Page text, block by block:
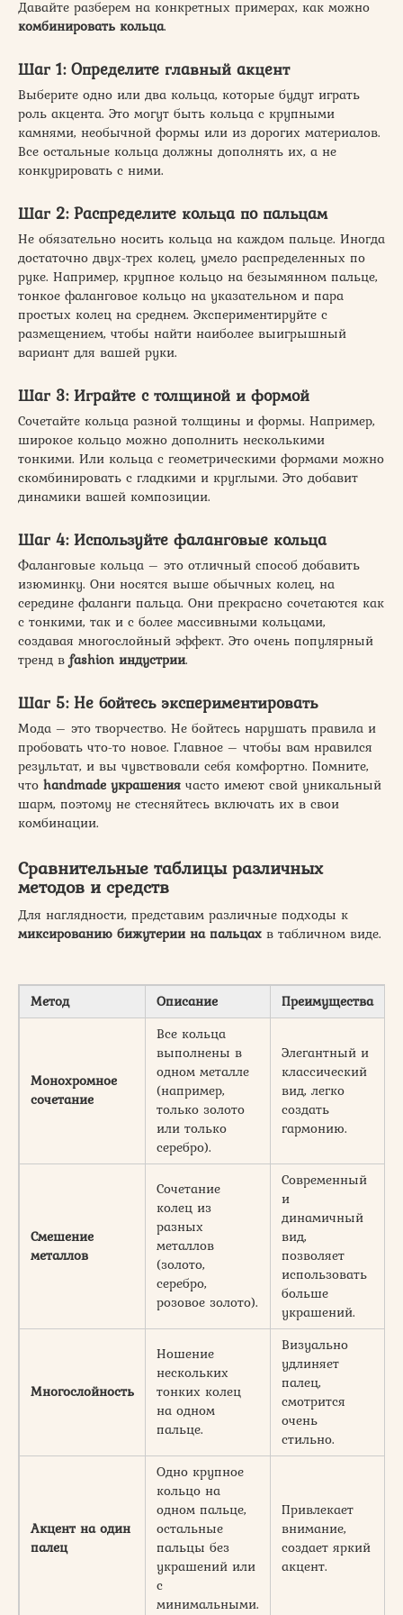
Давайте разберем на конкретных примерах, как можно
комбинировать кольца.
Шаг 1: Определите главный акцент
Выберите одно или два кольца, которые будут играть
роль акцента. Это могут быть кольца с крупными
камнями, необычной формы или из дорогих материалов.
Все остальные кольца должны дополнять их, а не
конкурировать с ними.
Шаг 2: Распределите кольца по пальцам
Не обязательно носить кольца на каждом пальце. Иногда
достаточно двух-трех колец, умело распределенных по
руке. Например, крупное кольцо на безымянном пальце,
тонкое фаланговое кольцо на указательном и пара
простых колец на среднем. Экспериментируйте с
размещением, чтобы найти наиболее выигрышный
вариант для вашей руки.
Шаг 3: Играйте с толщиной и формой
Сочетайте кольца разной толщины и формы. Например,
широкое кольцо можно дополнить несколькими
тонкими. Или кольца с геометрическими формами можно
скомбинировать с гладкими и круглыми. Это добавит
динамики вашей композиции.
Шаг 4: Используйте фаланговые кольца
Фаланговые кольца – это отличный способ добавить
изюминку. Они носятся выше обычных колец, на
середине фаланги пальца. Они прекрасно сочетаются как
с тонкими, так и с более массивными кольцами,
создавая многослойный эффект. Это очень популярный
тренд вfashion индустрии.
Шаг 5: Не бойтесь экспериментировать
Мода – это творчество. Не бойтесь нарушать правила и
пробовать что-то новое. Главное – чтобы вам нравился
результат, и вы чувствовали себя комфортно. Помните,
что handmade украшения часто имеют свой уникальный
шарм, поэтому не стесняйтесь включать их в свои
комбинации.
Сравнительные таблицы различных
методов и средств
Для наглядности, представим различные подходы к
миксированию бижутерии на пальцах в табличном виде.
Метод Описание Преимущества
Монохромное
сочетание
Все кольца
выполнены в
одном металле
(например,
только золото
или только
серебро).
Элегантный и
классический
вид, легко
создать
гармонию.
Смешение
металлов
Сочетание
колец из
разных
металлов
(золото,
серебро,
розовое золото).
Современный
и
динамичный
вид,
позволяет
использовать
больше
украшений.
Многослойность
Ношение
нескольких
тонких колец
на одном
пальце.
Визуально
удлиняет
палец,
смотрится
очень
стильно.
Акцент на один
палец
Одно крупное
кольцо на
одном пальце,
остальные
пальцы без
украшений или
с
минимальными.
Привлекает
внимание,
создает яркий
акцент.